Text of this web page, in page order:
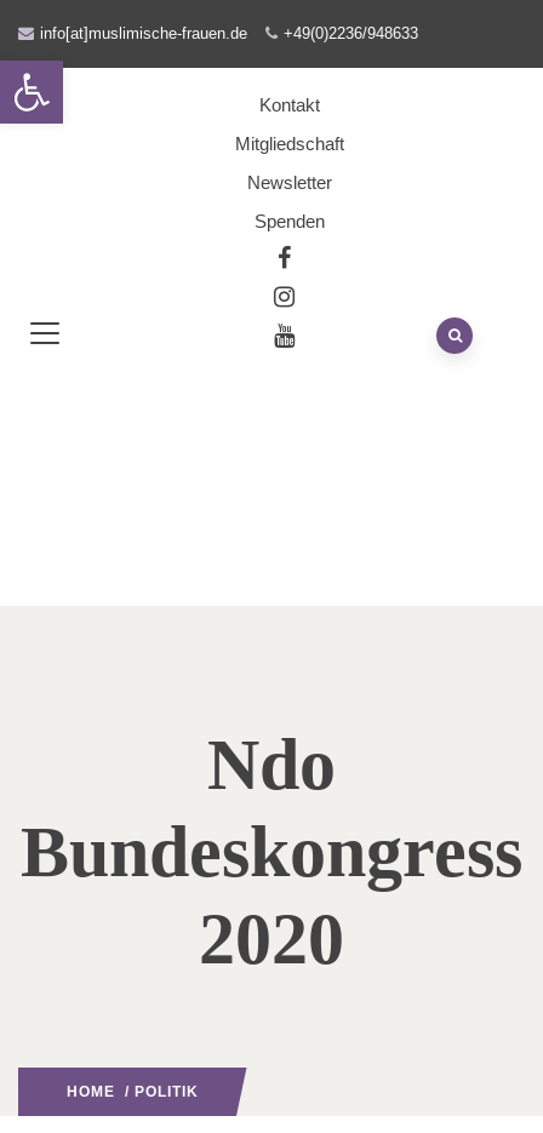
info[at]muslimische-frauen.de +49(0)2236/948633
Kontakt
Mitgliedschaft
Newsletter
Spenden
Ndo
Bundeskongress
2020
HOME / POLITIK
Open toolbar